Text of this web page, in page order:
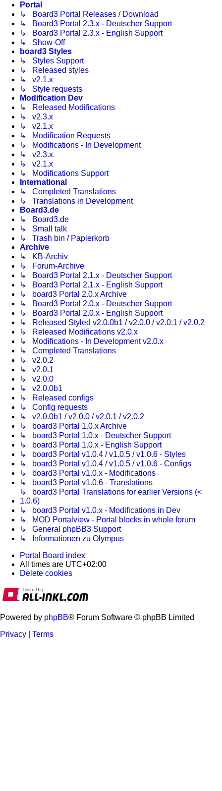
Portal
↳ Board3 Portal Releases / Download
↳ Board3 Portal 2.3.x - Deutscher Support
↳ Board3 Portal 2.3.x - English Support
↳ Show-Off
board3 Styles
↳ Styles Support
↳ Released styles
↳ v2.1.x
↳ Style requests
Modification Dev
↳ Released Modifications
↳ v2.3.x
↳ v2.1.x
↳ Modification Requests
↳ Modifications - In Development
↳ v2.3.x
↳ v2.1.x
↳ Modifications Support
International
↳ Completed Translations
↳ Translations in Development
Board3.de
↳ Board3.de
↳ Small talk
↳ Trash bin / Papierkorb
Archive
↳ KB-Archiv
↳ Forum-Archive
↳ Board3 Portal 2.1.x - Deutscher Support
↳ Board3 Portal 2.1.x - English Support
↳ board3 Portal 2.0.x Archive
↳ Board3 Portal 2.0.x - Deutscher Support
↳ Board3 Portal 2.0.x - English Support
↳ Released Styled v2.0.0b1 / v2.0.0 / v2.0.1 / v2.0.2
↳ Released Modifications v2.0.x
↳ Modifications - In Development v2.0.x
↳ Completed Translations
↳ v2.0.2
↳ v2.0.1
↳ v2.0.0
↳ v2.0.0b1
↳ Released configs
↳ Config requests
↳ v2.0.0b1 / v2.0.0 / v2.0.1 / v2.0.2
↳ board3 Portal 1.0.x Archive
↳ board3 Portal 1.0.x - Deutscher Support
↳ board3 Portal 1.0.x - English Support
↳ board3 Portal v1.0.4 / v1.0.5 / v1.0.6 - Styles
↳ board3 Portal v1.0.4 / v1.0.5 / v1.0.6 - Configs
↳ board3 Portal v1.0.x - Modifications
↳ board3 Portal v1.0.6 - Translations
↳ board3 Portal Translations for earlier Versions (<
1.0.6)
↳ board3 Portal v1.0.x - Modifications in Dev
↳ MOD Portalview - Portal blocks in whole forum
↳ General phpBB3 Support
↳ Informationen zu Olympus
Portal
Board index
All times are UTC+02:00
Delete cookies
Powered by phpBB® Forum Software © phpBB Limited
Privacy
Terms